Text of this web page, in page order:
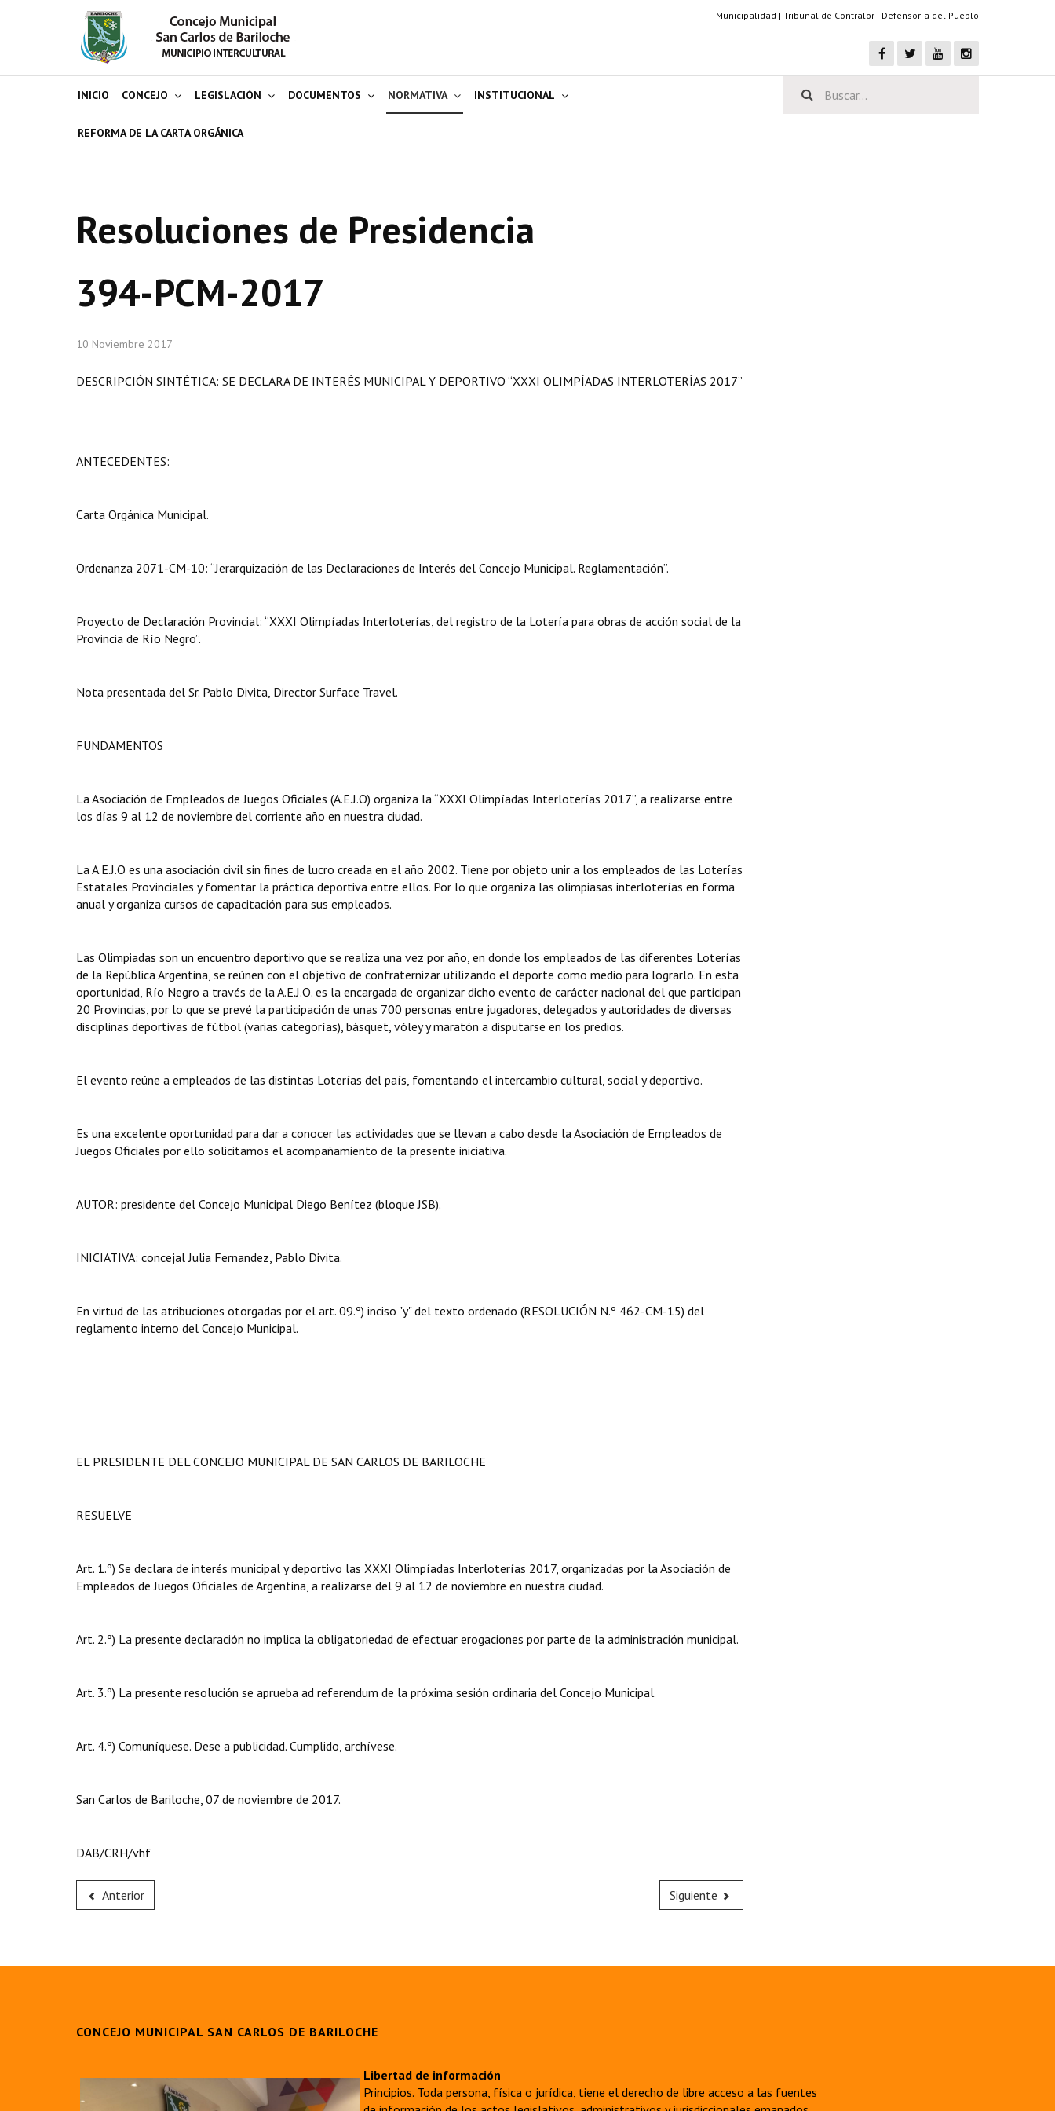
Municipalidad | Tribunal de Contralor | Defensoría del Pueblo
INICIO CONCEJO LEGISLACIÓN DOCUMENTOS NORMATIVA INSTITUCIONAL
REFORMA DE LA CARTA ORGÁNICA
Resoluciones de Presidencia
394-PCM-2017
10 Noviembre 2017
DESCRIPCIÓN SINTÉTICA: SE DECLARA DE INTERÉS MUNICIPAL Y DEPORTIVO “XXXI OLIMPÍADAS INTERLOTERÍAS 2017”
ANTECEDENTES:
Carta Orgánica Municipal.
Ordenanza 2071-CM-10: “Jerarquización de las Declaraciones de Interés del Concejo Municipal. Reglamentación”.
Proyecto de Declaración Provincial: “XXXI Olimpíadas Interloterías, del registro de la Lotería para obras de acción social de la
Provincia de Río Negro”.
Nota presentada del Sr. Pablo Divita, Director Surface Travel.
FUNDAMENTOS
La Asociación de Empleados de Juegos Oficiales (A.E.J.O) organiza la “XXXI Olimpíadas Interloterías 2017”, a realizarse entre
los días 9 al 12 de noviembre del corriente año en nuestra ciudad.
La A.E.J.O es una asociación civil sin fines de lucro creada en el año 2002. Tiene por objeto unir a los empleados de las Loterías
Estatales Provinciales y fomentar la práctica deportiva entre ellos. Por lo que organiza las olimpiasas interloterías en forma
anual y organiza cursos de capacitación para sus empleados.
Las Olimpiadas son un encuentro deportivo que se realiza una vez por año, en donde los empleados de las diferentes Loterías
de la República Argentina, se reúnen con el objetivo de confraternizar utilizando el deporte como medio para lograrlo. En esta
oportunidad, Río Negro a través de la A.E.J.O. es la encargada de organizar dicho evento de carácter nacional del que participan
20 Provincias, por lo que se prevé la participación de unas 700 personas entre jugadores, delegados y autoridades de diversas
disciplinas deportivas de fútbol (varias categorías), básquet, vóley y maratón a disputarse en los predios.
El evento reúne a empleados de las distintas Loterías del país, fomentando el intercambio cultural, social y deportivo.
Es una excelente oportunidad para dar a conocer las actividades que se llevan a cabo desde la Asociación de Empleados de
Juegos Oficiales por ello solicitamos el acompañamiento de la presente iniciativa.
AUTOR: presidente del Concejo Municipal Diego Benítez (bloque JSB).
INICIATIVA: concejal Julia Fernandez, Pablo Divita.
En virtud de las atribuciones otorgadas por el art. 09.º) inciso "y" del texto ordenado (RESOLUCIÓN N.º 462-CM-15) del
reglamento interno del Concejo Municipal.
EL PRESIDENTE DEL CONCEJO MUNICIPAL DE SAN CARLOS DE BARILOCHE
RESUELVE
Art. 1.º) Se declara de interés municipal y deportivo las XXXI Olimpíadas Interloterías 2017, organizadas por la Asociación de
Empleados de Juegos Oficiales de Argentina, a realizarse del 9 al 12 de noviembre en nuestra ciudad.
Art. 2.º) La presente declaración no implica la obligatoriedad de efectuar erogaciones por parte de la administración municipal.
Art. 3.º) La presente resolución se aprueba ad referendum de la próxima sesión ordinaria del Concejo Municipal.
Art. 4.º) Comuníquese. Dese a publicidad. Cumplido, archívese.
San Carlos de Bariloche, 07 de noviembre de 2017.
DAB/CRH/vhf
Anterior Siguiente
CONCEJO MUNICIPAL SAN CARLOS DE BARILOCHE
Libertad de información
Principios. Toda persona, física o jurídica, tiene el derecho de libre acceso a las fuentes